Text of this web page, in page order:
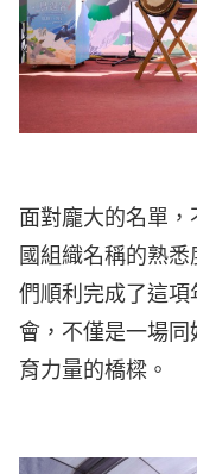
面對龐大的名單
國組織名稱的熟
們順利完成了這
會，不僅是一場
育力量的橋樑。